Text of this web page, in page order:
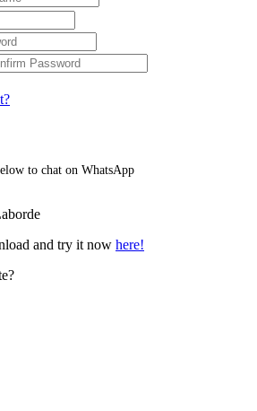
to chat on WhatsApp
and try it now here!